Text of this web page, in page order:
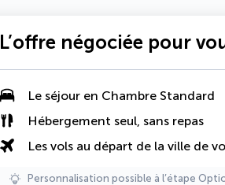
L’offre négociée pour
Le séjour en Chambre Standard
Hébergement seul, sans repas
Les vols au départ de la ville de
Personnalisation possible à l’étape